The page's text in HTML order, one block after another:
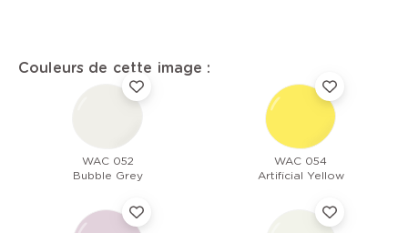
Couleurs de cette image :
WAC 052
Bubble Grey
WAC 054
Artificial Yellow